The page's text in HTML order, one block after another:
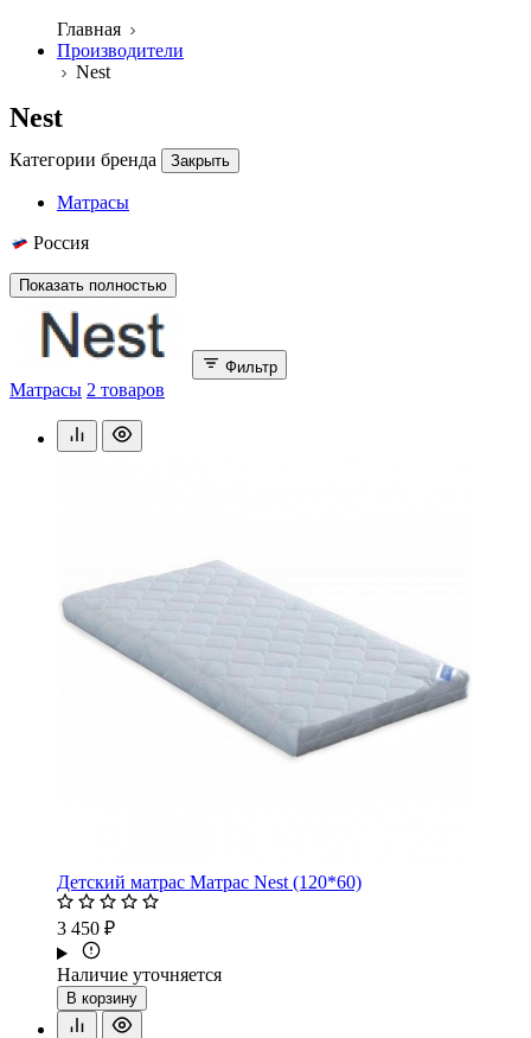
Главная
Производители
Nest
Nest
Категории бренда Закрыть
Матрасы
Россия
Показать полностью
Фильтр
Матрасы 2 товаров
Детский матрас Матрас Nest (120*60)
3 450 ₽
Наличие уточняется
В корзину